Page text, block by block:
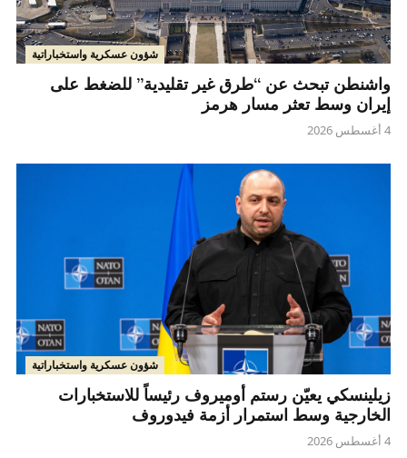
شؤون عسكرية واستخباراتية
واشنطن تبحث عن “طرق غير تقليدية” للضغط على
إيران وسط تعثر مسار هرمز
4 أغسطس 2026
شؤون عسكرية واستخباراتية
زيلينسكي يعيّن رستم أوميروف رئيساً للاستخبارات
الخارجية وسط استمرار أزمة فيدوروف
4 أغسطس 2026